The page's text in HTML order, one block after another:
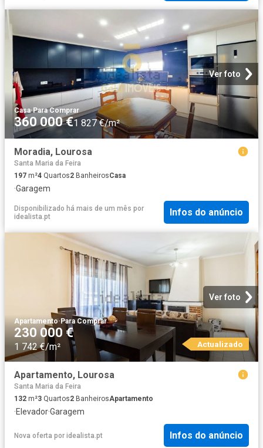
Ver foto
Casa·Para Comprar
360 000 €1 827 €/m²
Moradia, Lourosa
Santa Maria da Feira
197 m²4 Quartos2 BanheirosCasa
·Garagem
Disponibilizado há mais de um mês por
idealista.pt
Infos do anúncio
Ver foto
Apartamento·Para Comprar
230 000 €
1 742 €/m² Actualizado
Apartamento, Lourosa
Santa Maria da Feira
132 m²3 Quartos2 BanheirosApartamento
·Elevador·Garagem
Nova oferta por idealista.pt Infos do anúncio